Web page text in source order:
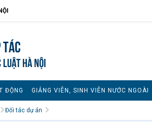
tác
LUẬT HÀ NỘI
ĐỘNG GIẢNG VIÊN, SINH VIÊN NƯỚC NGOÀI
Đối tác dự án